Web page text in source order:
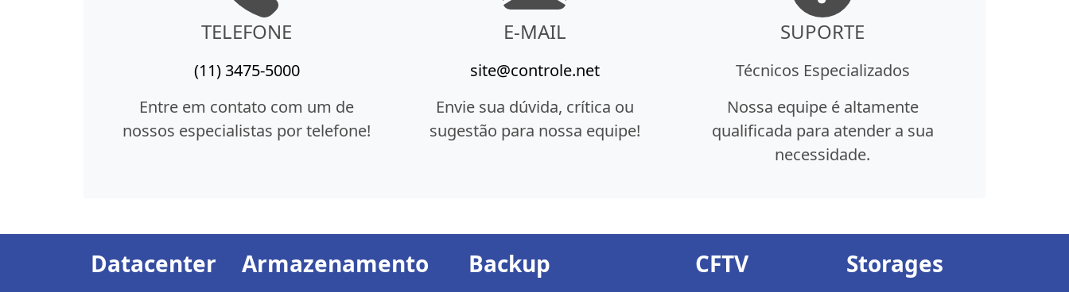
TELEFONE
(11) 3475-5000
Entre em contato com um de
nossos especialistas por telefone!
E-MAIL
site@controle.net
Envie sua dúvida, crítica ou
sugestão para nossa equipe!
SUPORTE
Técnicos Especializados
Nossa equipe é altamente
qualificada para atender a sua
necessidade.
Datacenter Armazenamento Backup CFTV Storages